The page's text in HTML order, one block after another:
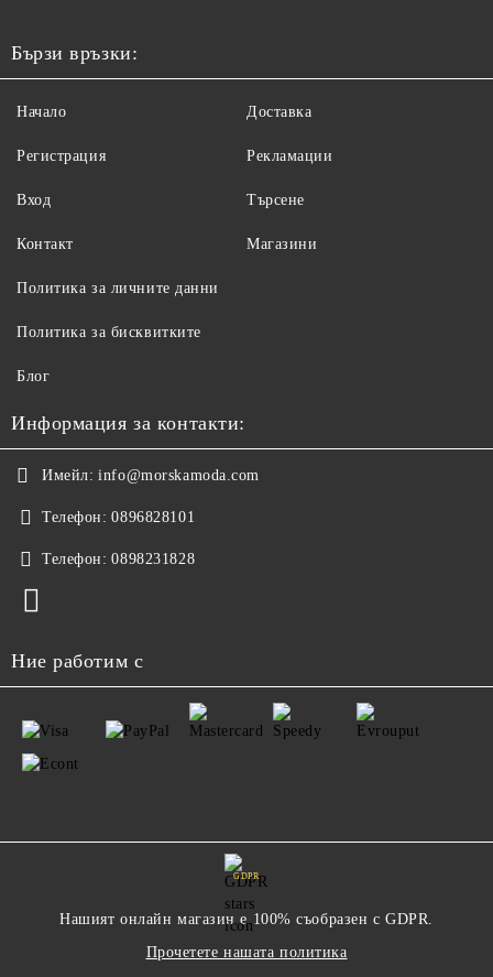
Бързи връзки:
Начало
Регистрация
Вход
Контакт
Доставка
Рекламации
Търсене
Магазини
Политика за личните данни
Политика за бисквитките
Блог
Информация за контакти:
Имейл: info@morskamoda.com
Телефон: 0896828101
Телефон: 0898231828
Ние работим с
GDPR
Нашият онлайн магазин е 100% съобразен с GDPR.
Прочетете нашата политика